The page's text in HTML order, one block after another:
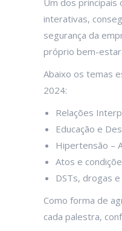
Um dos
interativas,
segurança da
próprio bem-
Abaixo os temas
2024:
Relações
Educação e
Hipertensão –
Atos e
DSTs, drogas
Como forma de
cada palestra,